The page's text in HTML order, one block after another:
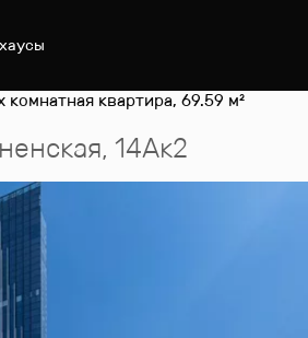
комнатная квартира, 69.59 м²
14Ак2